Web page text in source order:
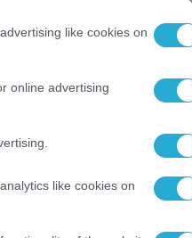
like cookies on
online advertising
like cookies on
«Δεν πρέπει να
μας, όλοι
ή μεγαλύτερη
με ασφάλεια.»
δεν αρκεί, εάν δεν